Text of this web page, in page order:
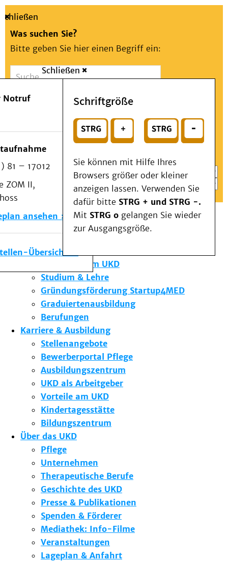
Suche
Schließen
Was suchen Sie?
Bitte geben Sie hier einen Begriff ein:
Suchen
oder
Wählen Sie ein Thema für Ihren Schnelleinstieg
Notfall
Schließen
Notruf
81 – 17012
ZOM II,
ansehen
Übersicht
Schriftgröße
Sie können mit Hilfe Ihres
Browsers größer oder kleiner
anzeigen lassen. Verwenden Sie
dafür bitte STRG + und STRG -.
Mit STRG o gelangen Sie wieder
zur Ausgangsgröße.
Menü
Patienten & Besucher
Kliniken/Institute/Zentren
Als Patient am UKD
Beratung und Unterstützung
Veranstaltungen
Kommunikation im Medizinwesen (KIM)
Notfall
Forschung & Lehre
Die Institute des UKD
Forschung am UKD
Studium & Lehre
Gründungsförderung Startup4MED
Graduiertenausbildung
Berufungen
Karriere & Ausbildung
Stellenangebote
Bewerberportal Pflege
Ausbildungszentrum
UKD als Arbeitgeber
Vorteile am UKD
Kindertagesstätte
Bildungszentrum
Über das UKD
Pflege
Unternehmen
Therapeutische Berufe
Geschichte des UKD
Presse & Publikationen
Spenden & Förderer
Mediathek: Info-Filme
Veranstaltungen
Lageplan & Anfahrt